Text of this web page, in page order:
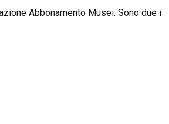
Abbonamento Musei. Sono due i